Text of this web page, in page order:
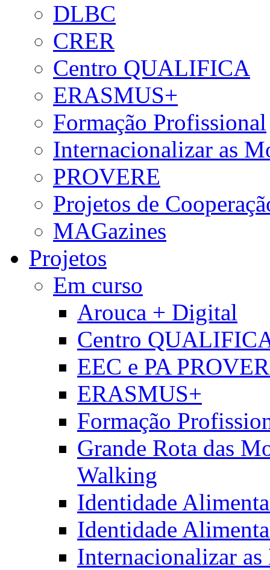
DLBC
CRER
Centro QUALIFICA
ERASMUS+
Formação Profissional
Internacionalizar as
PROVERE
Projetos de
MAGazines
Projetos
Em curso
Arouca + Digital
Centro
EEC e PA
ERASMUS+
Formação
Grande Rota das
Walking
Identidade
Identidade
Internacionalizar